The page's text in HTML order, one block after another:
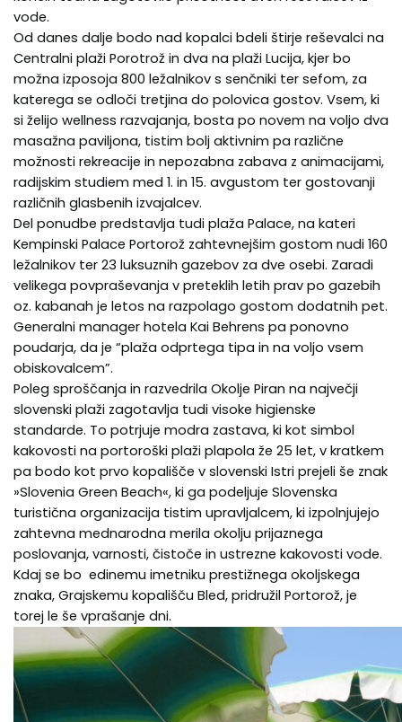
vode.
Od danes dalje bodo nad kopalci bdeli štirje reševalci na
Centralni plaži Porotrož in dva na plaži Lucija, kjer bo
možna izposoja 800 ležalnikov s senčniki ter sefom, za
katerega se odloči tretjina do polovica gostov. Vsem, ki
si želijo wellness razvajanja, bosta po novem na voljo dva
masažna paviljona, tistim bolj aktivnim pa različne
možnosti rekreacije in nepozabna zabava z animacijami,
radijskim studiem med 1. in 15. avgustom ter gostovanji
različnih glasbenih izvajalcev.
Del ponudbe predstavlja tudi plaža Palace, na kateri
Kempinski Palace Portorož zahtevnejšim gostom nudi 160
ležalnikov ter 23 luksuznih gazebov za dve osebi. Zaradi
velikega povpraševanja v preteklih letih prav po gazebih
oz. kabanah je letos na razpolago gostom dodatnih pet.
Generalni manager hotela Kai Behrens pa ponovno
poudarja, da je “plaža odprtega tipa in na voljo vsem
obiskovalcem”.
Poleg sproščanja in razvedrila Okolje Piran na največji
slovenski plaži zagotavlja tudi visoke higienske
standarde. To potrjuje modra zastava, ki kot simbol
kakovosti na portoroški plaži plapola že 25 let, v kratkem
pa bodo kot prvo kopališče v slovenski Istri prejeli še znak
»Slovenia Green Beach«, ki ga podeljuje Slovenska
turistična organizacija tistim upravljalcem, ki izpolnjujejo
zahtevna mednarodna merila okolju prijaznega
poslovanja, varnosti, čistoče in ustrezne kakovosti vode.
Kdaj se bo edinemu imetniku prestižnega okoljskega
znaka, Grajskemu kopališču Bled, pridružil Portorož, je
torej le še vprašanje dni.